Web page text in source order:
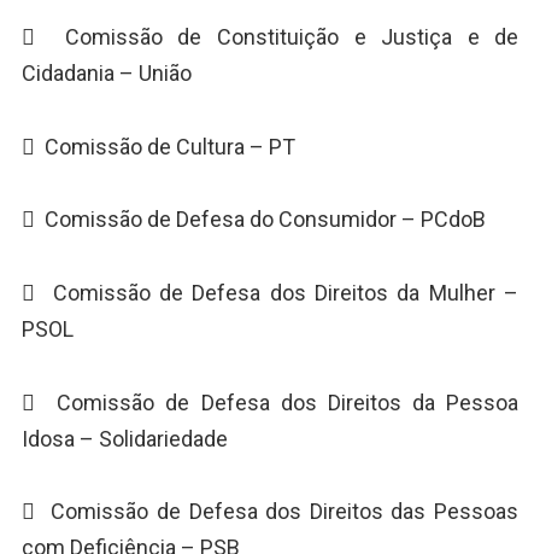
 Comissão de Constituição e Justiça e de
Cidadania – União
 Comissão de Cultura – PT
 Comissão de Defesa do Consumidor – PCdoB
 Comissão de Defesa dos Direitos da Mulher –
PSOL
 Comissão de Defesa dos Direitos da Pessoa
Idosa – Solidariedade
 Comissão de Defesa dos Direitos das Pessoas
com Deficiência – PSB